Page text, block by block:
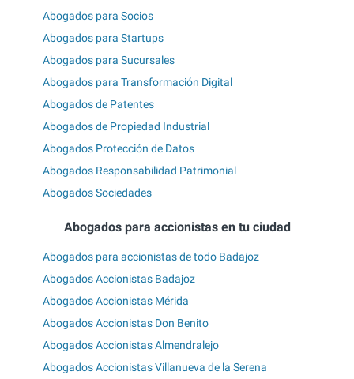
Abogados para Socios
Abogados para Startups
Abogados para Sucursales
Abogados para Transformación Digital
Abogados de Patentes
Abogados de Propiedad Industrial
Abogados Protección de Datos
Abogados Responsabilidad Patrimonial
Abogados Sociedades
Abogados para accionistas en tu ciudad
Abogados para accionistas de todo Badajoz
Abogados Accionistas Badajoz
Abogados Accionistas Mérida
Abogados Accionistas Don Benito
Abogados Accionistas Almendralejo
Abogados Accionistas Villanueva de la Serena